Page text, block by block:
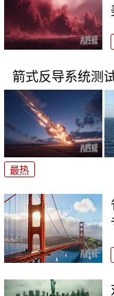
箭式反导系统测
最热